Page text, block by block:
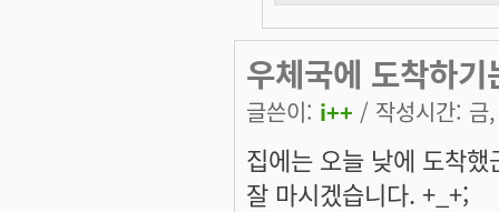
우체국에 도착하
글쓴이: i++ / 작성시간:
집에는 오늘 낮에 도착했
잘 마시겠습니다. +_+;